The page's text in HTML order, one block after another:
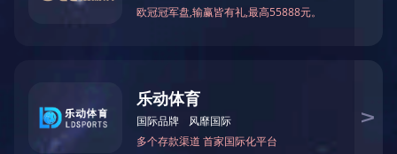
县委书记来访参观君创锁业